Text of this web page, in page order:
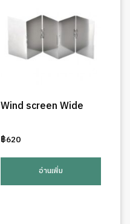
Wind screen Wide
฿620
อ่านเพิ่ม